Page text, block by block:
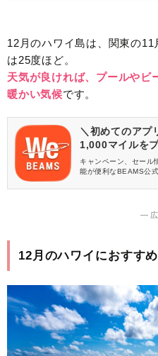
12月のハワイ島は、関東の
は25度ほど。
天気が良ければ、プールやビ
暖かい気候です。
＼初めてのアプ
1,000マイルを
キャンペーン、セール
能が便利なBEAMS公
―
12月のハワイにおすす